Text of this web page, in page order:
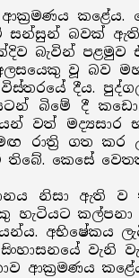
බවක්
බැවින් පළමුව
වූ බව
දීය.
බිමේ දී
වත්
රාත්‍රි ගත කර
කෙසේ
නිසා ඇති
හැටියට
අභිෂේකය
ආක්‍රමණය